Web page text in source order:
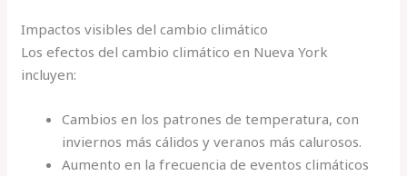
Impactos visibles del cambio climático
Los efectos del cambio climático en Nueva York
incluyen:
Cambios en los patrones de temperatura, con
inviernos más cálidos y veranos más calurosos.
Aumento en la frecuencia de eventos climáticos